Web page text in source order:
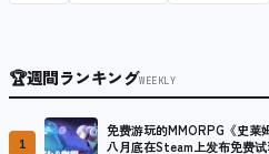
🏆週間ランキングWEEKLY
1
免费游玩的MMORPG《史
八月底在Steam上发布免费试